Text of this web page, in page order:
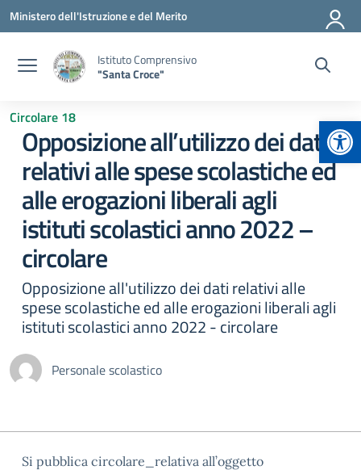
Vai ai contenuti
Vai al menu di navigazione
Vai al footer
Ministero dell'Istruzione e del Merito
Istituto Comprensivo
"Santa Croce"
Circolare 18
Opposizione all’utilizzo dei dati
relativi alle spese scolastiche ed
alle erogazioni liberali agli
istituti scolastici anno 2022 –
circolare
Opposizione all'utilizzo dei dati relativi alle
spese scolastiche ed alle erogazioni liberali agli
istituti scolastici anno 2022 - circolare
Personale scolastico
Si pubblica circolare_relativa all’oggetto